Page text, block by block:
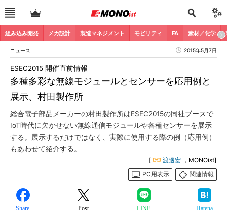
組み込み開発 メカ設計 製造マネジメント モビリティ FA 素材／化学
ニュース 2015年5月7日
多種多彩な無線モジュールとセンサーを応用例と
展示、村田製作所
ESEC2015 開催直前情報
総合電子部品メーカーの村田製作所はESEC2015の同社ブースで
IoT時代に欠かせない無線通信モジュールや各種センサーを展示
する。展示するだけではなく、実際に使用する際の例（応用例）
もあわせて紹介する。
[ 渡邊宏 ，MONOist]
PC用表示
関連情報
Share Post LINE Hatena